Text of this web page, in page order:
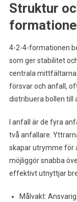
Struktur
4-2-4-formationen
som ger stabilitet
centrala mittfältarna
försvar och anfall,
distribuera bollen till
I anfall är de fyra
två anfallare.
skapar utrymme för
möjliggör snabba
effektivt utnyttjar
Målvakt: